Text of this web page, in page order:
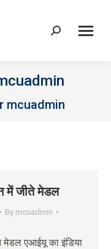
Search:
mcuadmin
में जीते मेडल
By mcuadmin
मेडल एआईयू का इंडिया